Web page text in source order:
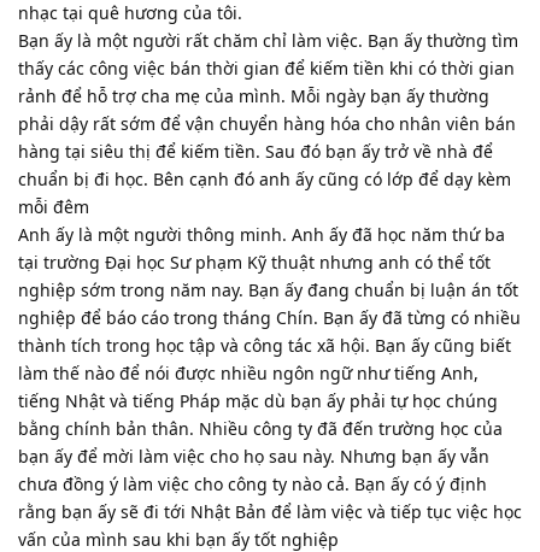
nhạc tại quê hương của tôi.
Bạn ấy là một người rất chăm chỉ làm việc. Bạn ấy thường tìm
thấy các công việc bán thời gian để kiếm tiền khi có thời gian
rảnh để hỗ trợ cha mẹ của mình. Mỗi ngày bạn ấy thường
phải dậy rất sớm để vận chuyển hàng hóa cho nhân viên bán
hàng tại siêu thị để kiếm tiền. Sau đó bạn ấy trở về nhà để
chuẩn bị đi học. Bên cạnh đó anh ấy cũng có lớp để dạy kèm
mỗi đêm
Anh ấy là một người thông minh. Anh ấy đã học năm thứ ba
tại trường Đại học Sư phạm Kỹ thuật nhưng anh có thể tốt
nghiệp sớm trong năm nay. Bạn ấy đang chuẩn bị luận án tốt
nghiệp để báo cáo trong tháng Chín. Bạn ấy đã từng có nhiều
thành tích trong học tập và công tác xã hội. Bạn ấy cũng biết
làm thế nào để nói được nhiều ngôn ngữ như tiếng Anh,
tiếng Nhật và tiếng Pháp mặc dù bạn ấy phải tự học chúng
bằng chính bản thân. Nhiều công ty đã đến trường học của
bạn ấy để mời làm việc cho họ sau này. Nhưng bạn ấy vẫn
chưa đồng ý làm việc cho công ty nào cả. Bạn ấy có ý định
rằng bạn ấy sẽ đi tới Nhật Bản để làm việc và tiếp tục việc học
vấn của mình sau khi bạn ấy tốt nghiệp